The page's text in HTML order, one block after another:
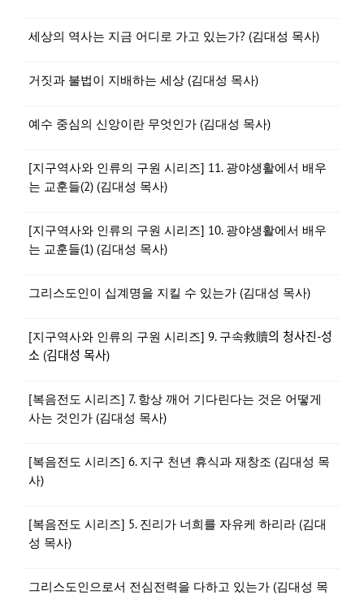
세상의 역사는 지금 어디로 가고 있는가? (김대성 목사)
거짓과 불법이 지배하는 세상 (김대성 목사)
예수 중심의 신앙이란 무엇인가 (김대성 목사)
[지구역사와 인류의 구원 시리즈] 11. 광야생활에서 배우
는 교훈들(2) (김대성 목사)
[지구역사와 인류의 구원 시리즈] 10. 광야생활에서 배우
는 교훈들(1) (김대성 목사)
그리스도인이 십계명을 지킬 수 있는가 (김대성 목사)
[지구역사와 인류의 구원 시리즈] 9. 구속救贖의 청사진-성
소 (김대성 목사)
[복음전도 시리즈] 7. 항상 깨어 기다린다는 것은 어떻게
사는 것인가 (김대성 목사)
[복음전도 시리즈] 6. 지구 천년 휴식과 재창조 (김대성 목
사)
[복음전도 시리즈] 5. 진리가 너희를 자유케 하리라 (김대
성 목사)
그리스도인으로서 전심전력을 다하고 있는가 (김대성 목